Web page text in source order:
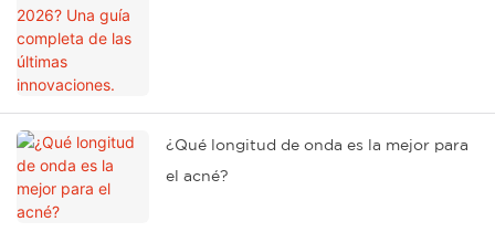
¿Qué longitud de onda es la mejor para
el acné?